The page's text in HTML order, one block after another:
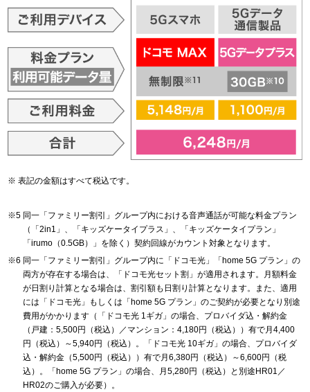
表記の金額はすべて税込です。
同一「ファミリー割引」グループ内における音声通話が可能な料金プラン
（「2in1」、「キッズケータイプラス」、「キッズケータイプラン」
「irumo（0.5GB）」を除く）契約回線がカウント対象となります。
同一「ファミリー割引」グループ内に「ドコモ光」「home 5G プラン」の
両方が存在する場合は、「ドコモ光セット割」が適用されます。月額料金
が日割り計算となる場合は、割引額も日割り計算となります。また、適用
には「ドコモ光」もしくは「home 5G プラン」のご契約が必要となり別途
費用がかかります（「ドコモ光 1ギガ」の場合、プロバイダ込・解約金
（戸建：5,500円（税込）／マンション：4,180円（税込））有で月4,400
円（税込）～5,940円（税込）。「ドコモ光 10ギガ」の場合、プロバイダ
込・解約金（5,500円（税込））有で月6,380円（税込）～6,600円（税
込）。「home 5G プラン」の場合、月5,280円（税込）と別途HR01／
HR02のご購入が必要）。